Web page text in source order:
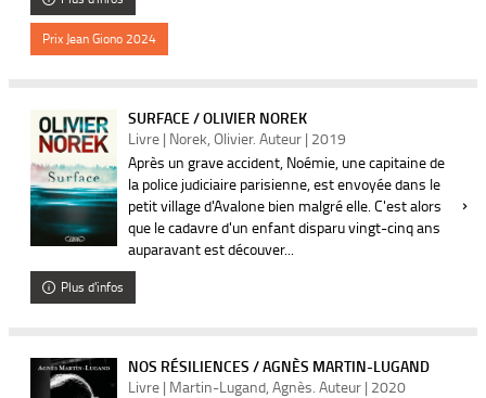
Prix Jean Giono 2024
SURFACE / OLIVIER NOREK
Livre | Norek, Olivier. Auteur | 2019
Après un grave accident, Noémie, une capitaine de
la police judiciaire parisienne, est envoyée dans le
petit village d'Avalone bien malgré elle. C'est alors
que le cadavre d'un enfant disparu vingt-cinq ans
auparavant est découver...
Plus d'infos
NOS RÉSILIENCES / AGNÈS MARTIN-LUGAND
Livre | Martin-Lugand, Agnès. Auteur | 2020